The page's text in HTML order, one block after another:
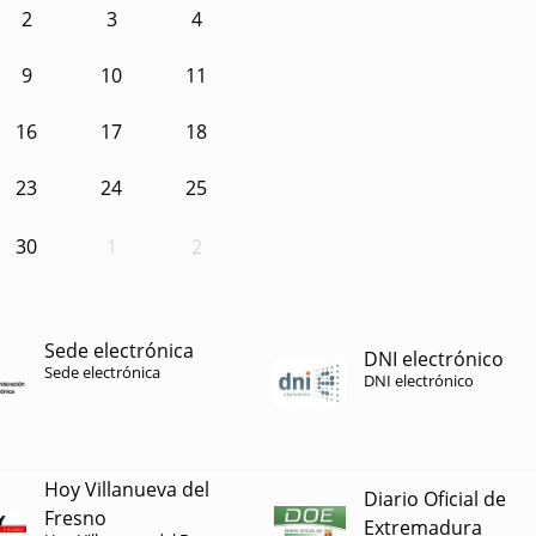
2 3 4
9 10 11
16 17 18
23 24 25
30 1 2
Sede electrónica
Sede electrónica DNI electrónico
DNI electrónico
Hoy Villanueva del
Fresno
Diario Oficial de
Extremadura